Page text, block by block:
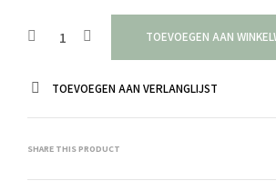
TOEVOEGEN AAN
TOEVOEGEN AAN VERLANGLIJST
SHARE THIS PRODUCT